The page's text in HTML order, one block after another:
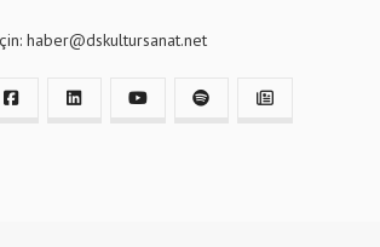
haber@dskultursanat.net